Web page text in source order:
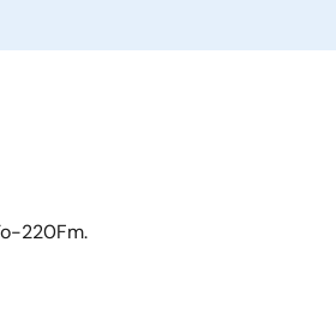
220Fm.